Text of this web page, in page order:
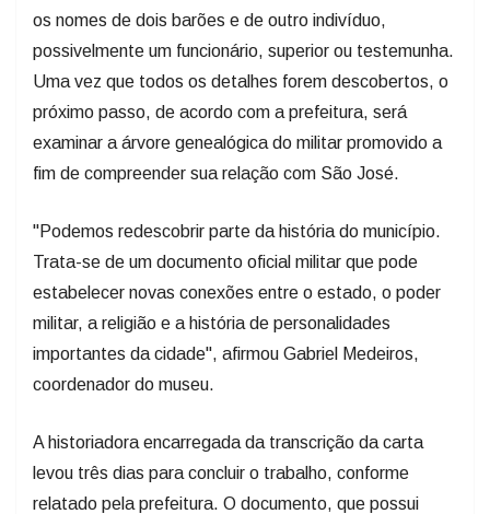
os nomes de dois barões e de outro indivíduo,
possivelmente um funcionário, superior ou testemunha.
Uma vez que todos os detalhes forem descobertos, o
próximo passo, de acordo com a prefeitura, será
examinar a árvore genealógica do militar promovido a
fim de compreender sua relação com São José.
"Podemos redescobrir parte da história do município.
Trata-se de um documento oficial militar que pode
estabelecer novas conexões entre o estado, o poder
militar, a religião e a história de personalidades
importantes da cidade", afirmou Gabriel Medeiros,
coordenador do museu.
A historiadora encarregada da transcrição da carta
levou três dias para concluir o trabalho, conforme
relatado pela prefeitura. O documento, que possui